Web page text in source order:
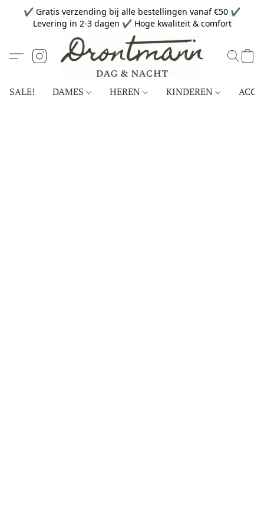
✔ Gratis verzending bij alle bestellingen vanaf €50 ✔
Levering in 2-3 dagen ✔ Hoge kwaliteit & comfort
SALE! DAMES HEREN KINDEREN